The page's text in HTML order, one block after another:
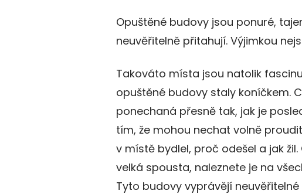
Opuštěné budovy jsou ponuré,
neuvěřitelně přitahují. Výjimkou
Takováto místa jsou natolik
opuštěné budovy staly koníčkem.
ponechaná přesně tak, jak je
tím, že mohou nechat volně
v místě bydlel, proč odešel a jak
velká spousta, naleznete je na
Tyto budovy vyprávějí